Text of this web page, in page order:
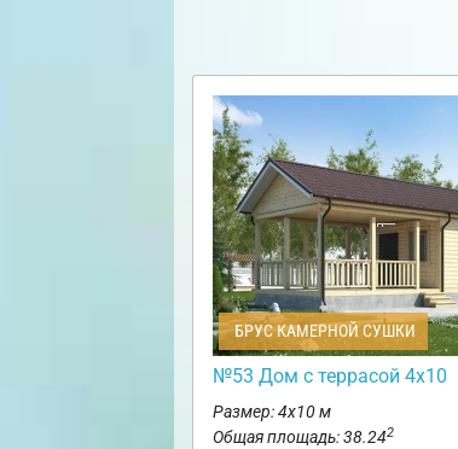
БРУС КАМЕРНОЙ СУШКИ
№53 Дом с террасой 4х10
Размер: 4х10 м
Общая площадь: 38.242